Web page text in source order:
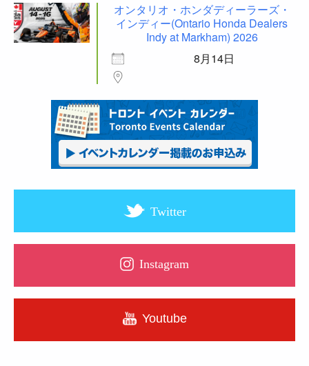
オンタリオ・ホンダディーラーズ・
インディー(Ontario Honda Dealers
Indy at Markham) 2026
8月14日
Twitter
Instagram
Youtube